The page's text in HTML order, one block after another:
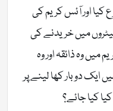
کیا اور آئس کریم کی
میں خریدنے کی
وہ ذائقہ اور وہ
دو بار کھا لینے پر
کیا جائے؟